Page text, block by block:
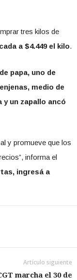
tres kilos de
a $4.449 el kilo.
papa, uno de
medio de
y un zapallo ancó
y promueve que los
informa el
ingresá a
Artículo siguiente
marcha el 30 de